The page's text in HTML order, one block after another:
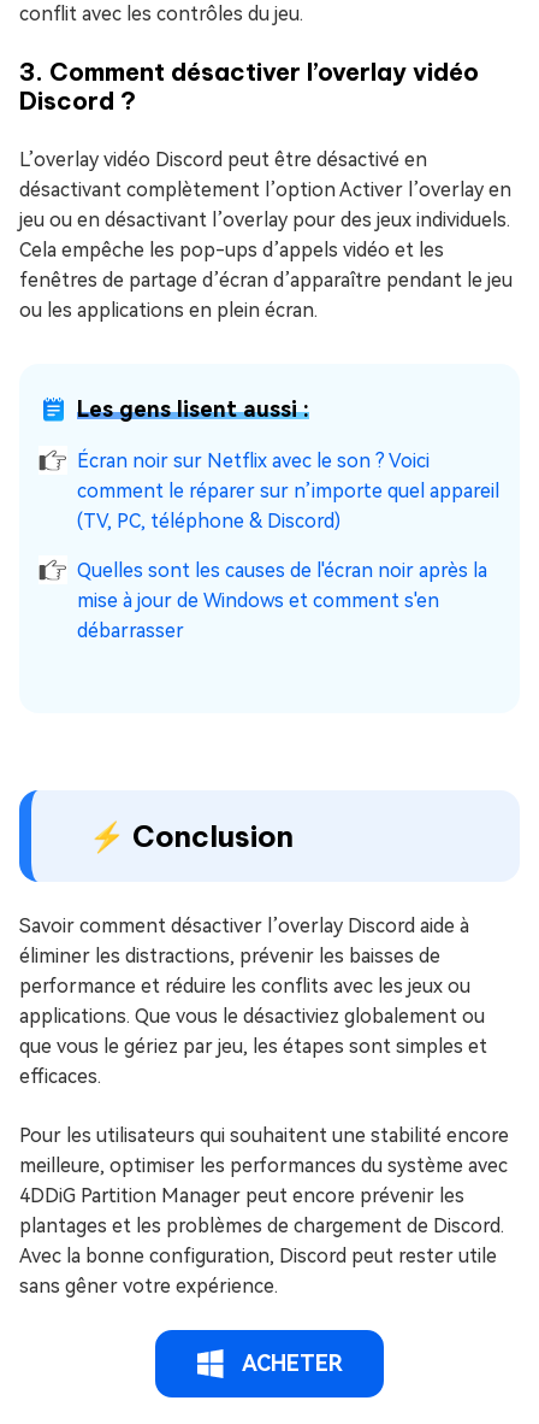
conflit avec les contrôles du jeu.
3. Comment désactiver l’overlay vidéo
Discord ?
L’overlay vidéo Discord peut être désactivé en
désactivant complètement l’option Activer l’overlay en
jeu ou en désactivant l’overlay pour des jeux individuels.
Cela empêche les pop-ups d’appels vidéo et les
fenêtres de partage d’écran d’apparaître pendant le jeu
ou les applications en plein écran.
Les gens lisent aussi :
Écran noir sur Netflix avec le son ? Voici
comment le réparer sur n’importe quel appareil
(TV, PC, téléphone & Discord)
Quelles sont les causes de l'écran noir après la
mise à jour de Windows et comment s'en
débarrasser
⚡ Conclusion
Savoir comment désactiver l’overlay Discord aide à
éliminer les distractions, prévenir les baisses de
performance et réduire les conflits avec les jeux ou
applications. Que vous le désactiviez globalement ou
que vous le gériez par jeu, les étapes sont simples et
efficaces.
Pour les utilisateurs qui souhaitent une stabilité encore
meilleure, optimiser les performances du système avec
4DDiG Partition Manager peut encore prévenir les
plantages et les problèmes de chargement de Discord.
Avec la bonne configuration, Discord peut rester utile
sans gêner votre expérience.
ACHETER